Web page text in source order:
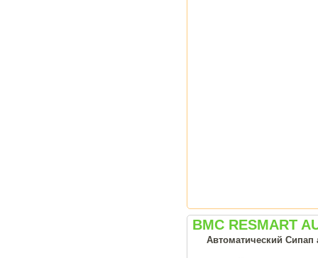
BMC RESMART
Автоматический Сипап